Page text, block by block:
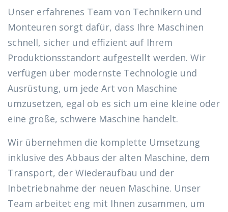
Unser erfahrenes Team von Technikern und
Monteuren sorgt dafür, dass Ihre Maschinen
schnell, sicher und effizient auf Ihrem
Produktionsstandort aufgestellt werden. Wir
verfügen über modernste Technologie und
Ausrüstung, um jede Art von Maschine
umzusetzen, egal ob es sich um eine kleine oder
eine große, schwere Maschine handelt.
Wir übernehmen die komplette Umsetzung
inklusive des Abbaus der alten Maschine, dem
Transport, der Wiederaufbau und der
Inbetriebnahme der neuen Maschine. Unser
Team arbeitet eng mit Ihnen zusammen, um